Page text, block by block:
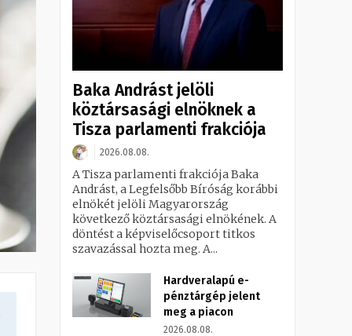
Baka Andrást jelöli
köztársasági elnöknek a
Tisza parlamenti frakciója
2026.08.08.
A Tisza parlamenti frakciója Baka
Andrást, a Legfelsőbb Bíróság korábbi
elnökét jelöli Magyarország
következő köztársasági elnökének. A
döntést a képviselőcsoport titkos
szavazással hozta meg. A...
Hardveralapú e-
pénztárgép jelent
meg a piacon
2026.08.08.